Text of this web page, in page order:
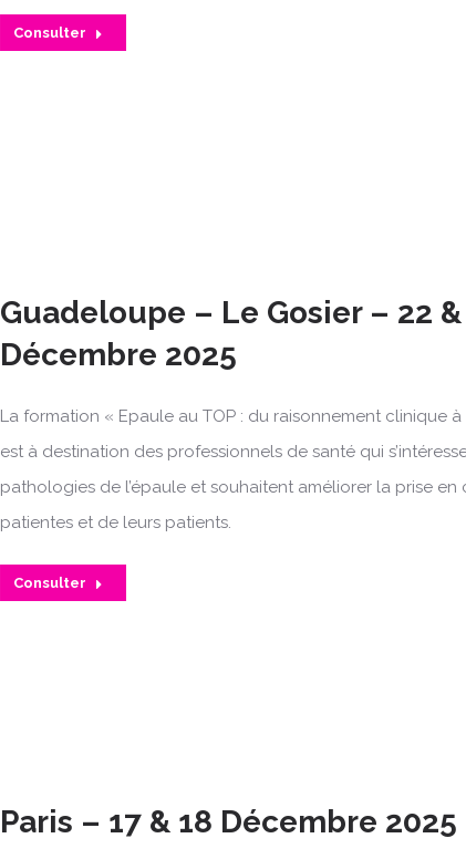
Consulter
Guadeloupe – Le Gosier – 22 &
Décembre 2025
La formation « Epaule au TOP : du raisonnement clinique
est à destination des professionnels de santé qui
pathologies de l’épaule et souhaitent améliorer la prise en
patientes et de leurs patients.
Consulter
Paris – 17 & 18 Décembre 2025